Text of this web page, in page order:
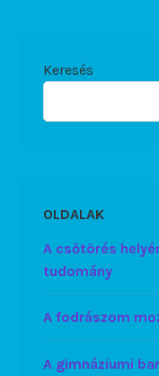
Keresés
OLDALAK
A csőtörés
tudomány
A fodrászom
A gimnáziumi